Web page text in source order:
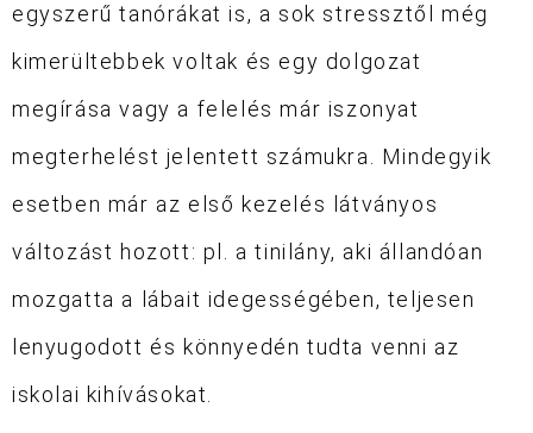
egyszerű tanórákat is, a sok stressztől még
kimerültebbek voltak és egy dolgozat
megírása vagy a felelés már iszonyat
megterhelést jelentett számukra. Mindegyik
esetben már az első kezelés látványos
változást hozott: pl. a tinilány, aki állandóan
mozgatta a lábait idegességében, teljesen
lenyugodott és könnyedén tudta venni az
iskolai kihívásokat.